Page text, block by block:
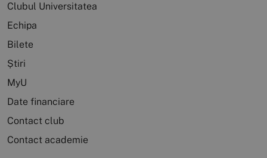
Clubul Universitatea
Echipa
Bilete
Știri
MyU
Date financiare
Contact club
Contact academie